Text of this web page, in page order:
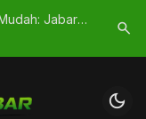
Jabar
Mudik
search
dark_mode